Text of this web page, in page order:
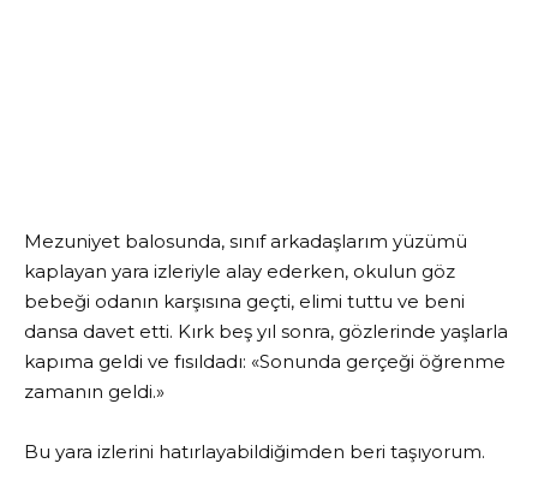
Mezuniyet balosunda, sınıf arkadaşlarım yüzümü
kaplayan yara izleriyle alay ederken, okulun göz
bebeği odanın karşısına geçti, elimi tuttu ve beni
dansa davet etti. Kırk beş yıl sonra, gözlerinde yaşlarla
kapıma geldi ve fısıldadı: «Sonunda gerçeği öğrenme
zamanın geldi.»
Bu yara izlerini hatırlayabildiğimden beri taşıyorum.